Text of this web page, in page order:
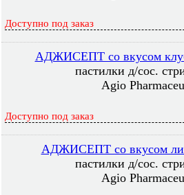
Доступно под заказ
АДЖИСЕПТ со вкусом
пастилки д/сос.
Agio
Доступно под заказ
АДЖИСЕПТ со вкусом
пастилки д/сос.
Agio